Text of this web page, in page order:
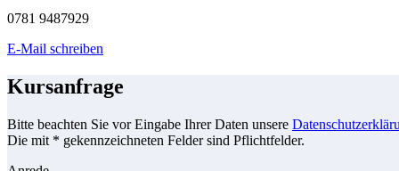
0781 9487929
E-Mail schreiben
Kursanfrage
Bitte beachten Sie vor Eingabe Ihrer Daten unsere
Die mit * gekennzeichneten Felder sind Pflichtfelder.